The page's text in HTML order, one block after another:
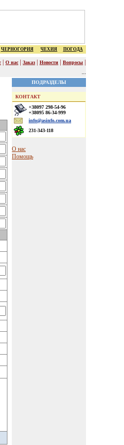
ЧЕРНОГОРИЯ ЧЕХИЯ ПОГОДА
| О нас | Заказ | Новости | Вопросы |
...
ПОДРАЗДЕЛЫ
КОНТАКТ
+38097 298-54-96
+38095 86-34-999
info@asinfo.com.ua
231-343-118
О нас
Помощь